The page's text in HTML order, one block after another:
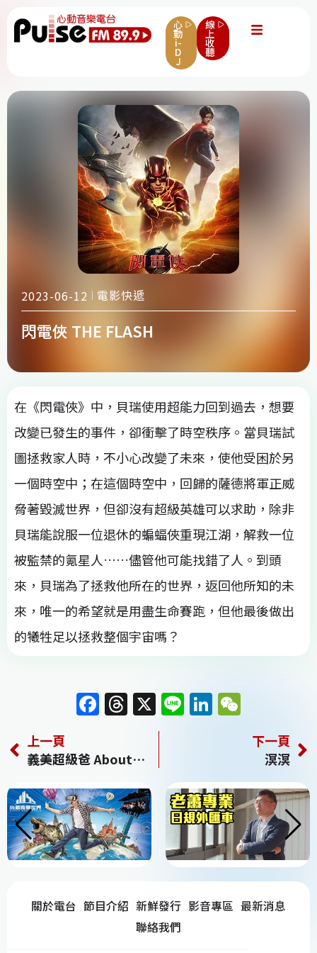
心
動
i-
D
J
線
上
收
聽
2023-06-12 電影快遞
閃電俠 THE FLASH
在《閃電俠》中，貝瑞使用超能力回到過去，想要
改變已發生的事件，卻衝擊了時空秩序。當貝瑞試
圖拯救家人時，不小心改變了未來，使他受困於另
一個時空中；在這個時空中，回歸的薩德將軍正威
脅著毀滅世界，但卻沒有超級英雄可以求助，除非
貝瑞能說服一位退休的蝙蝠俠重現江湖，解救一位
被監禁的氪星人……儘管他可能找錯了人。到頭
來，貝瑞為了拯救他所在的世界，返回他所知的未
來，唯一的希望就是用盡生命賽跑，但他最後做出
的犧牲足以拯救整個宇宙嗎？
F
a
c
e
b
o
o
k
T
h
re
a
d
s
X Li
n
Li
n
dI
n
C
at
上一頁
義美超級爸 About My Father
下一頁
溟溟
關於電台 節目介紹 新鮮發行 影音專區 最新消息
聯絡我們